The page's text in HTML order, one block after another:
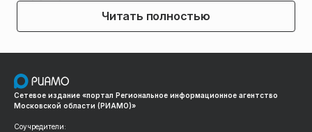
Читать полностью
Сетевое издание «портал Региональное информационное агентство
Московской области (РИАМО)»
Соучредители: